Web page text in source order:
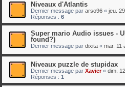
Niveaux d'Atlantis
Dernier message par arso96 « jeu.
Réponses : 6
Super mario Audio issues -
found?)
Dernier message par dixita « mar. 11
Niveaux puzzle de stupidax
Dernier message par Xavier« dim.
Réponses : 1